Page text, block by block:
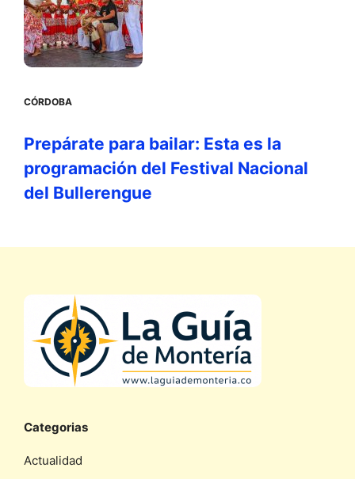
CÓRDOBA
Prepárate para bailar: Esta es la
programación del Festival Nacional
del Bullerengue
Categorias
Actualidad